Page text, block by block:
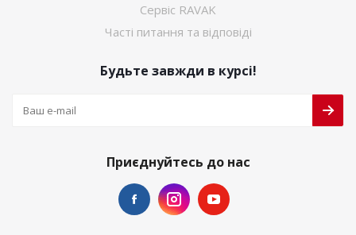
Сервіс RAVAK
Часті питання та відповіді
Будьте завжди в курсі!
Приєднуйтесь до нас